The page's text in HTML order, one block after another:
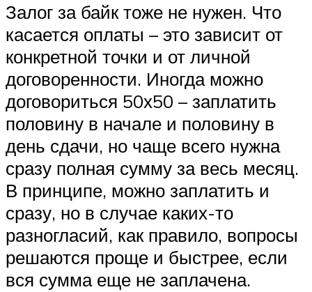
Залог за байк тоже не нужен. Что
касается оплаты – это зависит от
конкретной точки и от личной
договоренности. Иногда можно
договориться 50х50 – заплатить
половину в начале и половину в
день сдачи, но чаще всего нужна
сразу полная сумму за весь месяц.
В принципе, можно заплатить и
сразу, но в случае каких-то
разногласий, как правило, вопросы
решаются проще и быстрее, если
вся сумма еще не заплачена.